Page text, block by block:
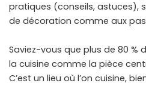
pratiques (conseils, astuces),
de décoration comme aux
Saviez-vous que plus de 80 %
la cuisine comme la pièce
C’est un lieu où l’on cuisine,